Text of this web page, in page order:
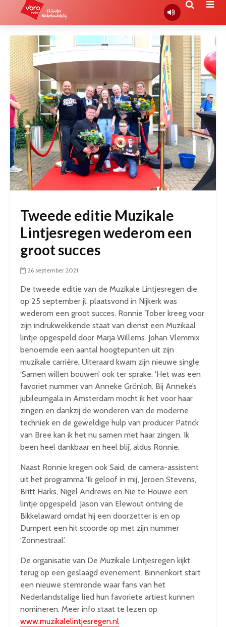
Tweede editie Muzikale
Lintjesregen wederom een
groot succes
26 september 2021
De tweede editie van de Muzikale Lintjesregen die
op 25 september jl. plaatsvond in Nijkerk was
wederom een groot succes. Ronnie Tober kreeg voor
zijn indrukwekkende staat van dienst een Muzikaal
lintje opgespeld door Marja Willems. Johan Vlemmix
benoemde een aantal hoogtepunten uit zijn
muzikale carrière. Uiteraard kwam zijn nieuwe single
‘Samen willen bouwen’ ook ter sprake. ‘Het was een
favoriet nummer van Anneke Grönloh. Bij Anneke’s
jubileumgala in Amsterdam mocht ik het voor haar
zingen en dankzij de wonderen van de moderne
techniek en de geweldige hulp van producer Patrick
van Bree kan ik het nu samen met haar zingen. Ik
been heel dankbaar en heel blij’, aldus Ronnie.
Naast Ronnie kregen ook Said, de camera-assistent
uit het programma ‘Ik geloof in mij’, Jeroen Stevens,
Britt Harks, Nigel Andrews en Nie te Houwe een
lintje opgespeld. Jason van Elewout ontving de
Bikkelaward omdat hij een doorzetter is en op
Dumpert een hit scoorde op met zijn nummer
‘Zonnestraal’.
De organisatie van De Muzikale Lintjesregen kijkt
terug op een geslaagd evenement. Binnenkort start
een nieuwe stemronde waar fans van het
Nederlandstalige lied hun favoriete artiest kunnen
nomineren. Meer info staat te lezen op
www.muzikalelintjesregen.nl